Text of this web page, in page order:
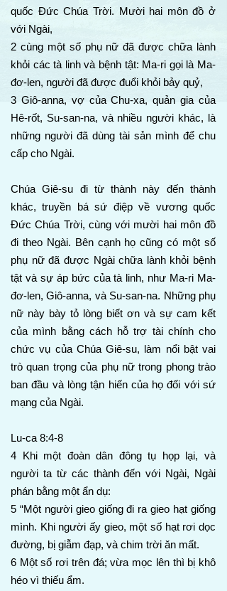
quốc Đức Chúa Trời. Mười hai môn đồ ở
với Ngài,
2 cùng một số phụ nữ đã được chữa lành
khỏi các tà linh và bệnh tật: Ma-ri gọi là Ma-
đơ-len, người đã được đuổi khỏi bảy quỷ,
3 Giô-anna, vợ của Chu-xa, quản gia của
Hê-rốt, Su-san-na, và nhiều người khác, là
những người đã dùng tài sản mình để chu
cấp cho Ngài.
Chúa Giê-su đi từ thành này đến thành
khác, truyền bá sứ điệp về vương quốc
Đức Chúa Trời, cùng với mười hai môn đồ
đi theo Ngài. Bên cạnh họ cũng có một số
phụ nữ đã được Ngài chữa lành khỏi bệnh
tật và sự áp bức của tà linh, như Ma-ri Ma-
đơ-len, Giô-anna, và Su-san-na. Những phụ
nữ này bày tỏ lòng biết ơn và sự cam kết
của mình bằng cách hỗ trợ tài chính cho
chức vụ của Chúa Giê-su, làm nổi bật vai
trò quan trọng của phụ nữ trong phong trào
ban đầu và lòng tận hiến của họ đối với sứ
mạng của Ngài.
Lu-ca 8:4-8
4 Khi một đoàn dân đông tụ họp lại, và
người ta từ các thành đến với Ngài, Ngài
phán bằng một ẩn dụ:
5 “Một người gieo giống đi ra gieo hạt giống
mình. Khi người ấy gieo, một số hạt rơi dọc
đường, bị giẫm đạp, và chim trời ăn mất.
6 Một số rơi trên đá; vừa mọc lên thì bị khô
héo vì thiếu ẩm.